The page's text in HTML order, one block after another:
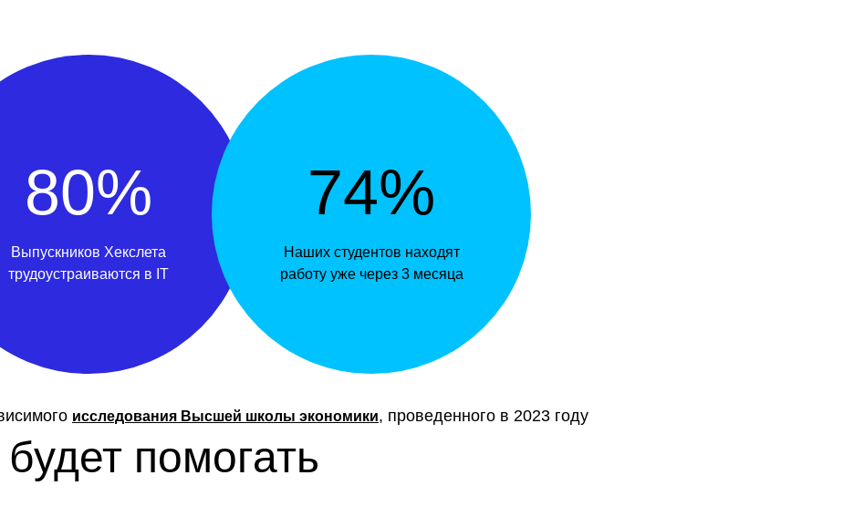
80%
Выпускников Хекслета
трудоустраиваются в IT
74%
Наших студентов находят
работу уже через 3 месяца
исследования Высшей школы экономики, проведенного в 2023 году
помогать